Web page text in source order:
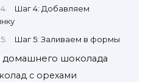
Шаг 4: Добавляем
Шаг 5: Заливаем в формы
домашнего шоколада
с орехами